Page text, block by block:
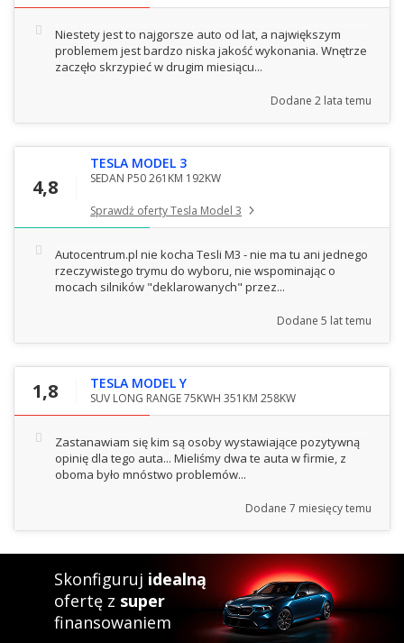
Niestety jest to najgorsze auto od lat, a największym
problemem jest bardzo niska jakość wykonania. Wnętrze
zaczęło skrzypieć w drugim miesiącu...
Dodane 2 lata temu
4,8
TESLA MODEL 3
SEDAN P50 261KM 192KW
Sprawdź oferty Tesla Model 3
Autocentrum.pl nie kocha Tesli M3 - nie ma tu ani jednego
rzeczywistego trymu do wyboru, nie wspominając o
mocach silników "deklarowanych" przez...
Dodane 5 lat temu
1,8 TESLA MODEL Y
SUV LONG RANGE 75KWH 351KM 258KW
Zastanawiam się kim są osoby wystawiające pozytywną
opinię dla tego auta... Mieliśmy dwa te auta w firmie, z
oboma było mnóstwo problemów...
Dodane 7 miesięcy temu
Skonfiguruj idealną
ofertę z super
finansowaniem